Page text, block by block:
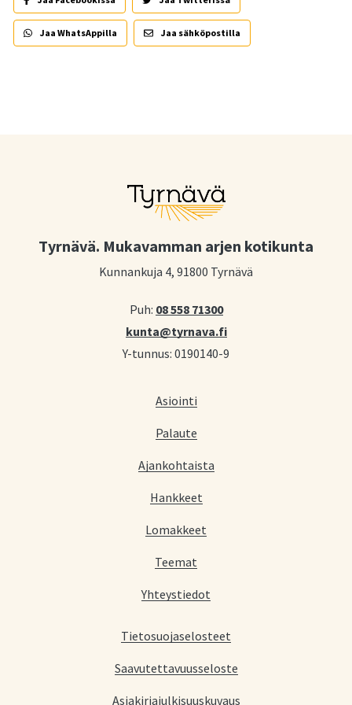
Jaa WhatsAppilla Jaa sähköpostilla
Tyrnävä. Mukavamman arjen kotikunta
Kunnankuja 4, 91800 Tyrnävä
Puh: 08 558 71300
kunta@tyrnava.fi
Y-tunnus: 0190140-9
Asiointi
Palaute
Ajankohtaista
Hankkeet
Lomakkeet
Teemat
Yhteystiedot
Tietosuojaselosteet
Saavutettavuusseloste
Asiakirjajulkisuuskuvaus